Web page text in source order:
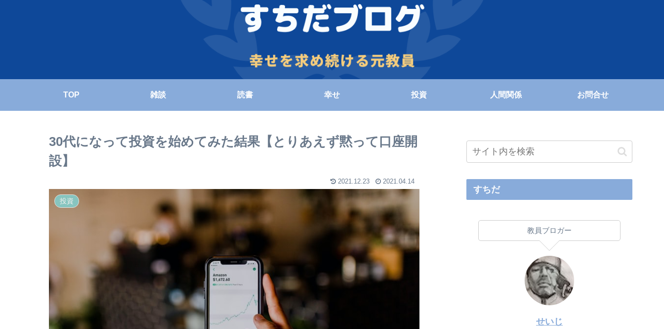
TOP 雑談 読書 幸せ 投資 人間関係 お問合せ
30代になって投資を始めてみた結果【とりあえず黙って口座開
設】
2021.12.23 2021.04.14
投資
すちだ
教員ブロガー
せいじ